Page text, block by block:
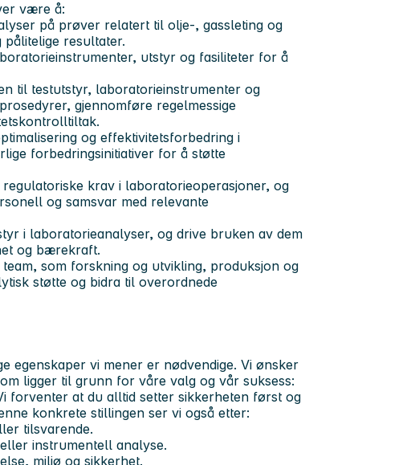
være å:
på prøver relatert til olje-, gassleting og
resultater.
utstyr og fasiliteter for å
til testutstyr, laboratorieinstrumenter og
gjennomføre regelmessige
og effektivitetsforbedring i
forbedringsinitiativer for å støtte
krav i laboratorieoperasjoner, og
og samsvar med relevante
i laboratorieanalyser, og drive bruken av dem
og bærekraft.
som forskning og utvikling, produksjon og
støtte og bidra til overordnede
egenskaper vi mener er nødvendige. Vi ønsker
ligger til grunn for våre valg og vår suksess:
forventer at du alltid setter sikkerheten først og
konkrete stillingen ser vi også etter:
tilsvarende.
instrumentell analyse.
miljø og sikkerhet.